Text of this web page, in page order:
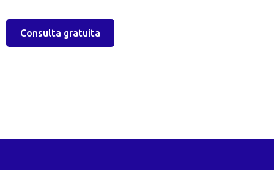
Consulta gratuita